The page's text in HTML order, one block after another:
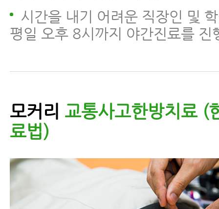
시간을 내기 어려운 직장인 및
평일 오후 8시까지 야간진료를 진
모커리 교통사고한방치료 (
료법)